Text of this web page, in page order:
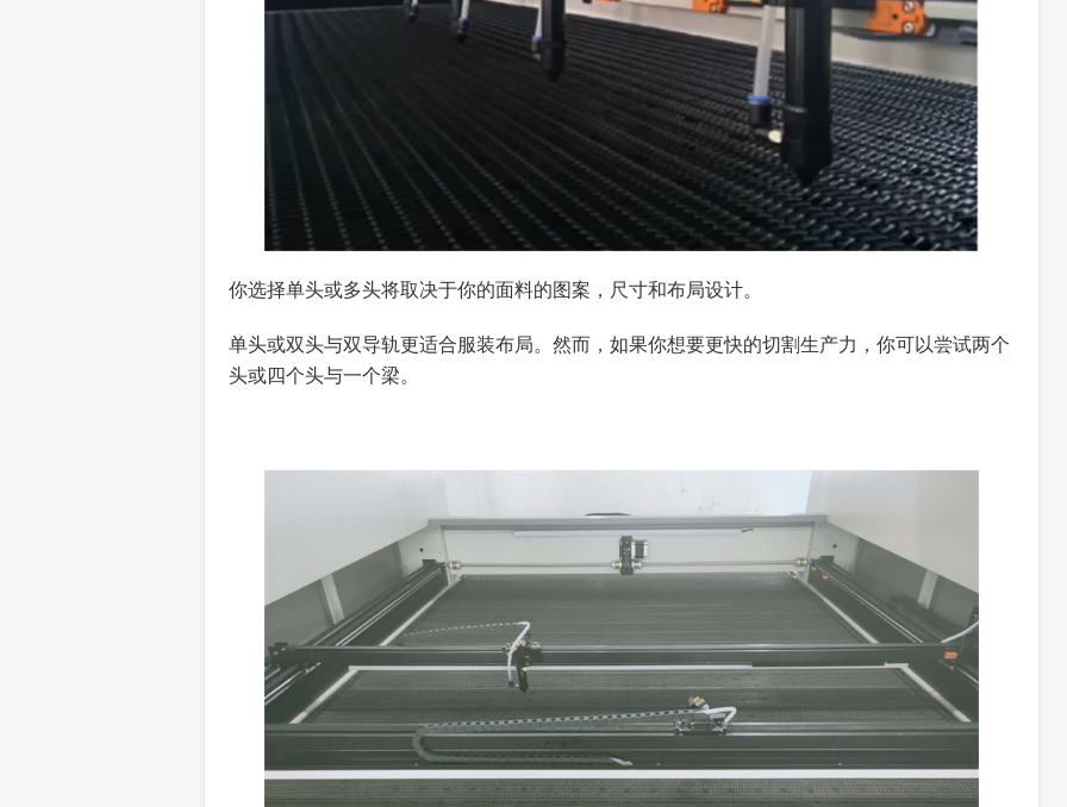
你选择单头或多头将取决于你的面料的图案，尺寸和布局设计。
单头或双头与双导轨更适合服装布局。然而，如果你想要更快的切割生产力，你可以尝试两个
头或四个头与一个梁。